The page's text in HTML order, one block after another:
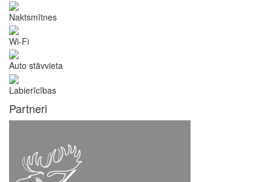
Naktsmītnes
Wi-Fi
Auto stāvvieta
Labierīcības
Partneri